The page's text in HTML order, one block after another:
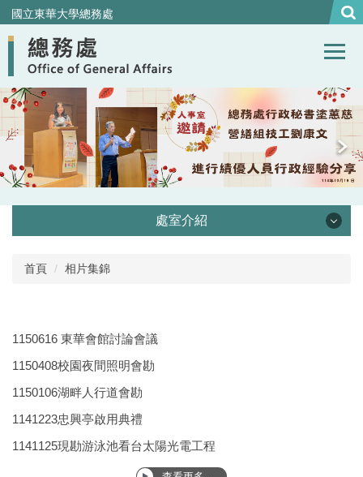
跳
到
主
內
容
區
國立東華大學總務處
處室介紹
處本部
營繕組
經營保管組
首頁 相片集錦
1150616 東華會館討論會議
1150408校園夜間照明會勘
1150106湖畔人行道會勘
1141223忠興亭啟用典禮
1141125現勘游泳池看台太陽光電工程